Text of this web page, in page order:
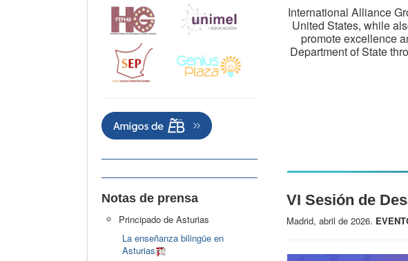
Notas de prensa
Principado de Asturias
La enseñanza bilingüe en
Asturias
International Alliance
United States, while
promote excellence
Department of State
VI Sesión de
Madrid, abril de 2026.